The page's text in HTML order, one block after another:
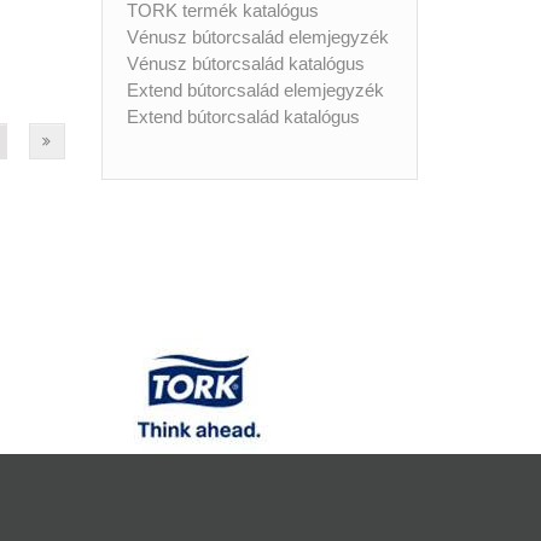
TORK termék katalógus
Vénusz bútorcsalád elemjegyzék
Vénusz bútorcsalád katalógus
Extend bútorcsalád elemjegyzék
Extend bútorcsalád katalógus